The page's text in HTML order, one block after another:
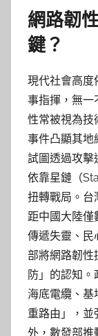
網路韌
鍵？
現代社會高度
事指揮，無一
性常被視為技
事件凸顯其地
試圖透過攻擊
依靠星鏈（
扭轉戰局。台
距中國大陸僅
傳遞失靈、民
部將網路韌性
防」的認知
海底電纜、基
重路由」，並
外，數發部推